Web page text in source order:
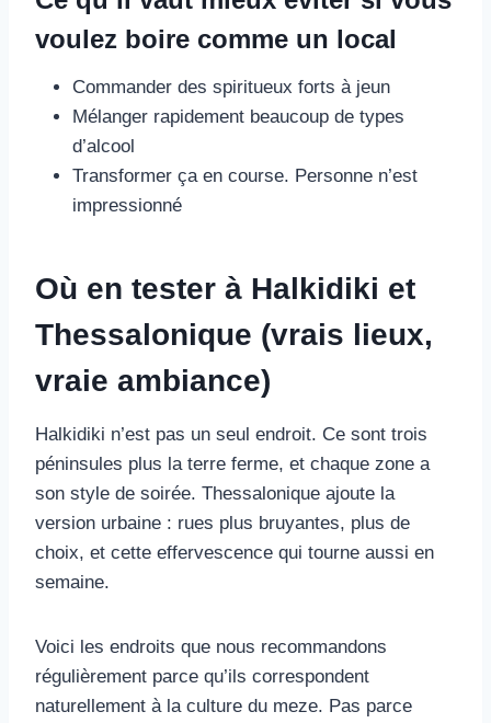
voulez boire comme un local
Commander des spiritueux forts à jeun
Mélanger rapidement beaucoup de types
d’alcool
Transformer ça en course. Personne n’est
impressionné
Où en tester à Halkidiki et
Thessalonique (vrais lieux,
vraie ambiance)
Halkidiki n’est pas un seul endroit. Ce sont trois
péninsules plus la terre ferme, et chaque zone a
son style de soirée. Thessalonique ajoute la
version urbaine : rues plus bruyantes, plus de
choix, et cette effervescence qui tourne aussi en
semaine.
Voici les endroits que nous recommandons
régulièrement parce qu’ils correspondent
naturellement à la culture du meze. Pas parce